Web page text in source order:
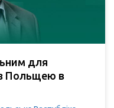
для
з Польщею в